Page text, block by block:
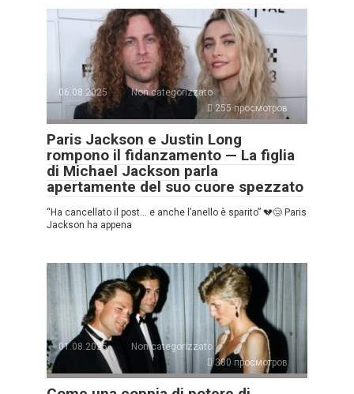
06.08.2025
Non categorizzato
255 просмотров
Paris Jackson e Justin Long
rompono il fidanzamento — La figlia
di Michael Jackson parla
apertamente del suo cuore spezzato
“Ha cancellato il post… e anche l’anello è sparito” 💔😢 Paris
Jackson ha appena
01.08.2025
Non categorizzato
380 просмотров